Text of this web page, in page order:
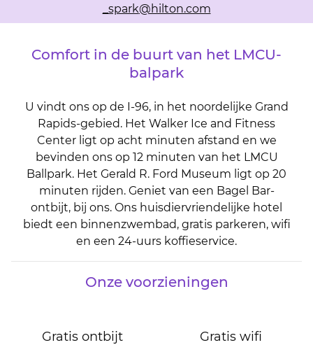
_spark@hilton.com
Comfort in de buurt van het LMCU-
balpark
U vindt ons op de I-96, in het noordelijke Grand
Rapids-gebied. Het Walker Ice and Fitness
Center ligt op acht minuten afstand en we
bevinden ons op 12 minuten van het LMCU
Ballpark. Het Gerald R. Ford Museum ligt op 20
minuten rijden. Geniet van een Bagel Bar-
ontbijt, bij ons. Ons huisdiervriendelijke hotel
biedt een binnenzwembad, gratis parkeren, wifi
en een 24-uurs koffieservice.
Onze voorzieningen
Gratis ontbijt Gratis wifi